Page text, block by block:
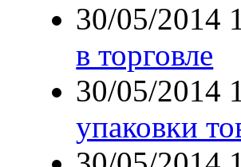
30/05/2014
в торговле
30/05/2014
упаковки